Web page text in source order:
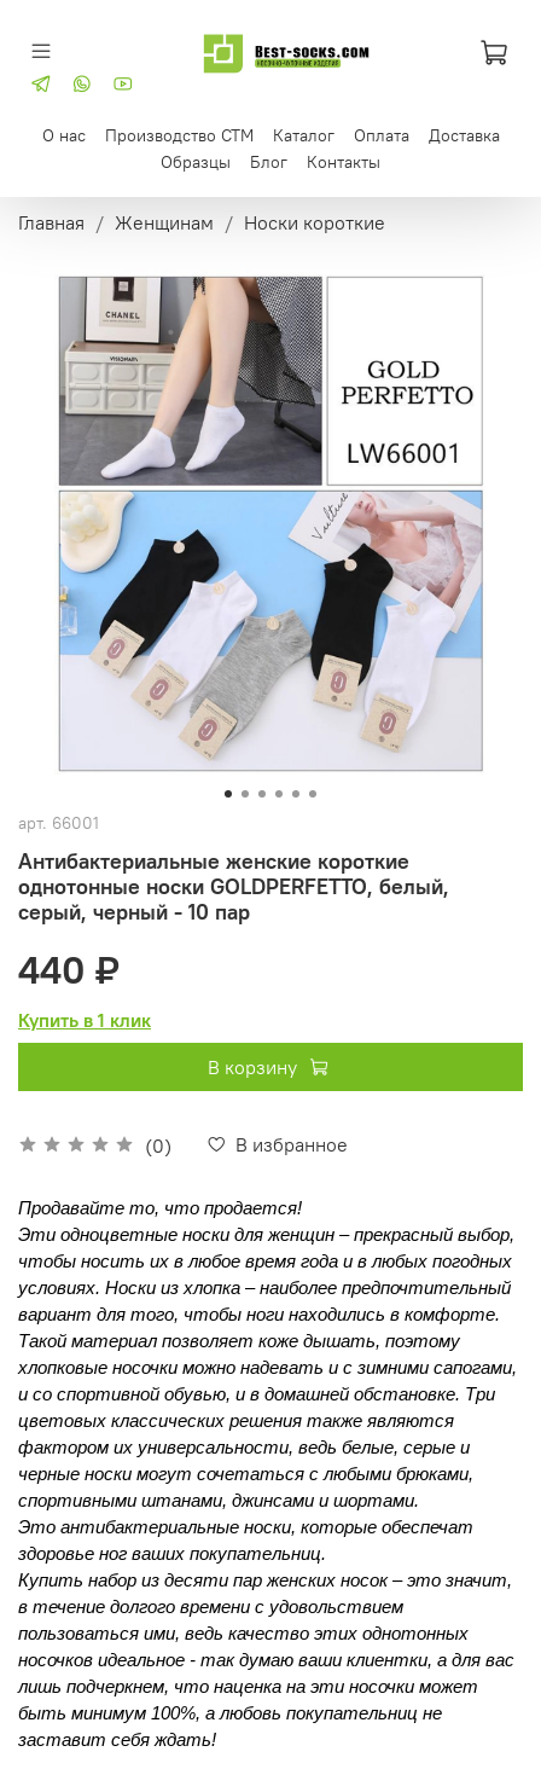
О нас Производство СТМ Каталог Оплата
Доставка
Образцы
Блог Контакты
Главная Женщинам Носки короткие
арт. 66001
Антибактериальные женские короткие
однотонные носки GOLDPERFETTO, белый,
серый, черный - 10 пар
(0) В избранное
440 ₽
Купить в 1 клик
В корзину
Продавайте то, что продается!
Эти одноцветные носки для женщин – прекрасный выбор,
чтобы носить их в любое время года и в любых погодных
условиях. Носки из хлопка – наиболее предпочтительный
вариант для того, чтобы ноги находились в комфорте.
Такой материал позволяет коже дышать, поэтому
хлопковые носочки можно надевать и с зимними сапогами,
и со спортивной обувью, и в домашней обстановке. Три
цветовых классических решения также являются
фактором их универсальности, ведь белые, серые и
черные носки могут сочетаться с любыми брюками,
спортивными штанами, джинсами и шортами.
Это антибактериальные носки, которые обеспечат
здоровье ног ваших покупательниц.
Купить набор из десяти пар женских носок – это значит,
в течение долгого времени с удовольствием
пользоваться ими, ведь качество этих однотонных
носочков идеальное - так думаю ваши клиентки, а для вас
лишь подчеркнем, что наценка на эти носочки может
быть минимум 100%, а любовь покупательниц не
заставит себя ждать!